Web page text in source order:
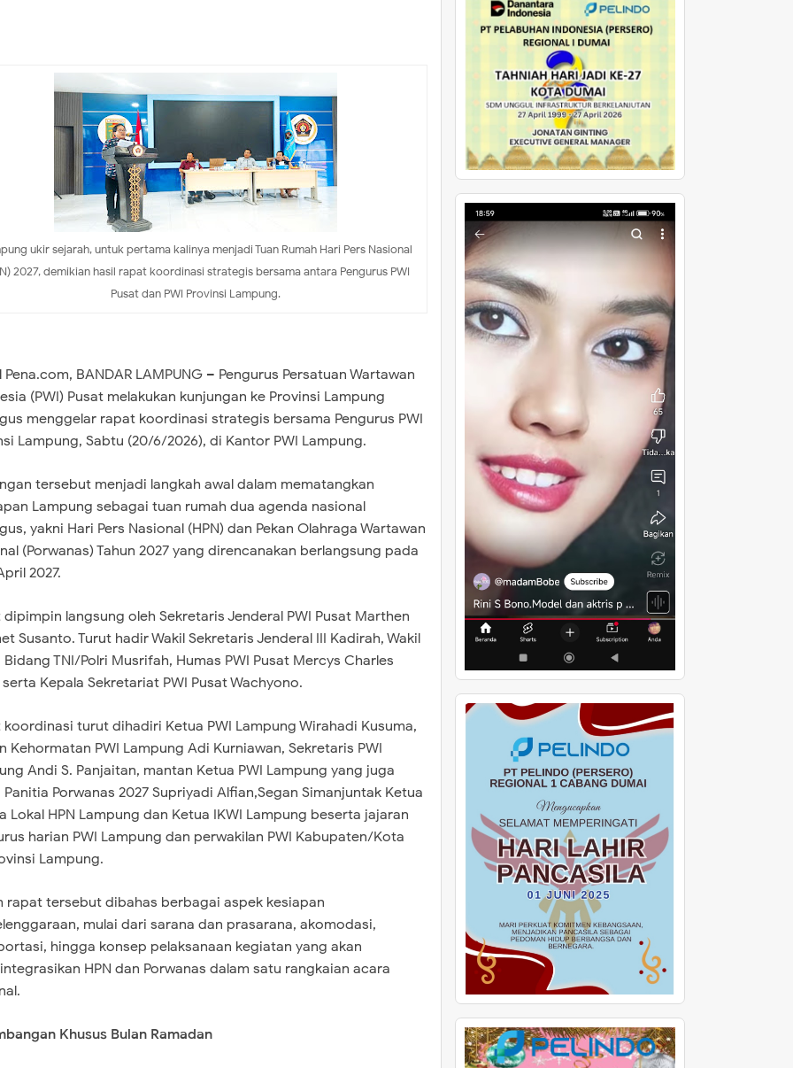
ukir sejarah, untuk pertama kalinya menjadi Tuan Rumah Hari Pers Nasional
2027, demikian hasil rapat koordinasi strategis bersama antara Pengurus PWI
Pusat dan PWI Provinsi Lampung.
Pena.com, ​BANDAR LAMPUNG – Pengurus Persatuan Wartawan
(PWI) Pusat melakukan kunjungan ke Provinsi Lampung
menggelar rapat koordinasi strategis bersama Pengurus PWI
Lampung, Sabtu (20/6/2026), di Kantor PWI Lampung.
tersebut menjadi langkah awal dalam mematangkan
Lampung sebagai tuan rumah dua agenda nasional
yakni Hari Pers Nasional (HPN) dan Pekan Olahraga Wartawan
(Porwanas) Tahun 2027 yang direncanakan berlangsung pada
2027.
dipimpin langsung oleh Sekretaris Jenderal PWI Pusat Marthen
Susanto. Turut hadir Wakil Sekretaris Jenderal III Kadirah, Wakil
Bidang TNI/Polri Musrifah, Humas PWI Pusat Mercys Charles
Kepala Sekretariat PWI Pusat Wachyono.
koordinasi turut dihadiri Ketua PWI Lampung Wirahadi Kusuma,
Kehormatan PWI Lampung Adi Kurniawan, Sekretaris PWI
Andi S. Panjaitan, mantan Ketua PWI Lampung yang juga
Panitia Porwanas 2027 Supriyadi Alfian,Segan Simanjuntak Ketua
Lokal HPN Lampung dan Ketua IKWI Lampung beserta jajaran
harian PWI Lampung dan perwakilan PWI Kabupaten/Kota
Lampung.
rapat tersebut dibahas berbagai aspek kesiapan
mulai dari sarana dan prasarana, akomodasi,
hingga konsep pelaksanaan kegiatan yang akan
HPN dan Porwanas dalam satu rangkaian acara
Khusus Bulan Ramadan